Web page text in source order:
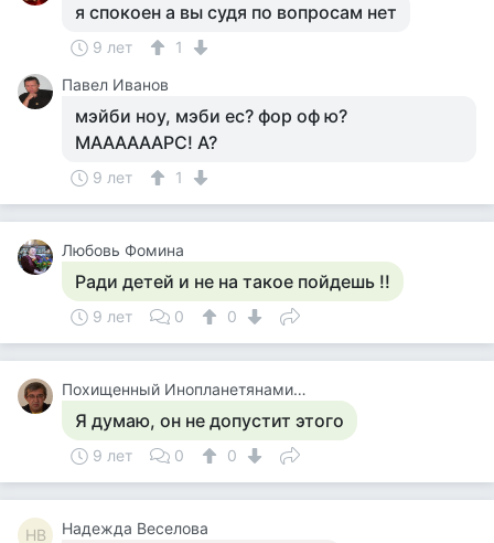
я спокоен а вы судя по вопросам нет
9 лет
1
Павел Иванов
мэйби ноу, мэби ес? фор оф ю?
МААААААРС! А?
9 лет 1
Любовь Фомина
Ради детей и не на такое пойдешь !!
9 лет 0 0
Похищенный Инопланетянами Для Опытов, Последний Из Рода, Бортинженер Летающей Тарелки, Основатель Общей Теории Всего
Я думаю, он не допустит этого
9 лет 0 0
НВ Надежда Веселова